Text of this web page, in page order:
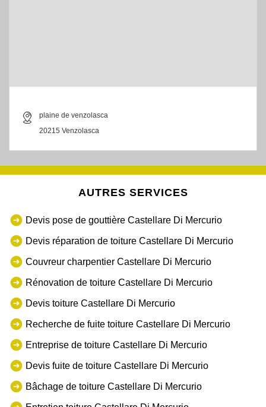
plaine de venzolasca
20215 Venzolasca
AUTRES SERVICES
Devis pose de gouttière Castellare Di Mercurio
Devis réparation de toiture Castellare Di Mercurio
Couvreur charpentier Castellare Di Mercurio
Rénovation de toiture Castellare Di Mercurio
Devis toiture Castellare Di Mercurio
Recherche de fuite toiture Castellare Di Mercurio
Entreprise de toiture Castellare Di Mercurio
Devis fuite de toiture Castellare Di Mercurio
Bâchage de toiture Castellare Di Mercurio